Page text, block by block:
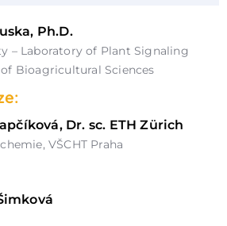
Ph.D.
– Laboratory of Plant Signaling
Bioagricultural Sciences
Dr. sc. ETH Zürich
VŠCHT Praha